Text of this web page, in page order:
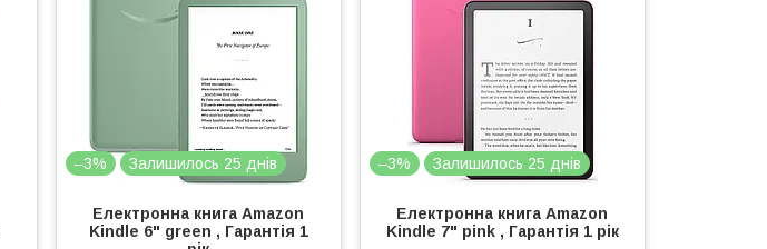
–3% Залишилось 25 днів
Електронна книга Amazon
Kindle 6" green , Гарантія 1
–3% Залишилось 25 днів
Електронна книга Amazon
Kindle 7" pink , Гарантія 1 рік